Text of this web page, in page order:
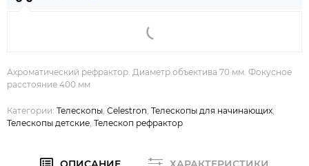
Ахроматический рефрактор. Диаметр объектива 70 мм. Фокусное
расстояние 400 мм
Категории: Телескопы Celestron Телескопы для начинающих
Телескопы детские Телескоп рефрактор